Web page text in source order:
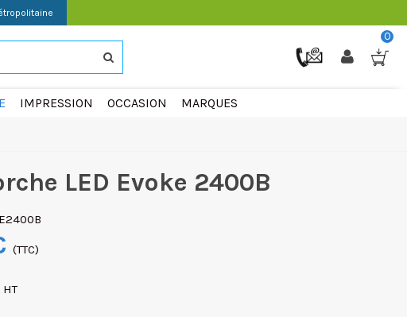
0
IMPRESSION OCCASION MARQUES
LED Evoke 2400B
(TTC)